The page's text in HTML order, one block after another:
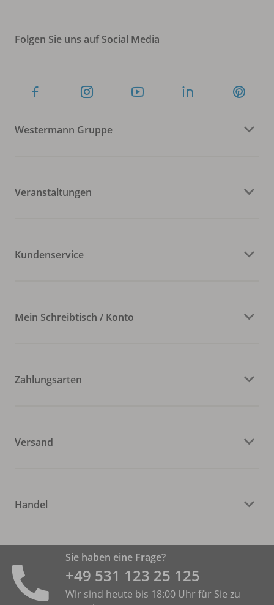
Folgen Sie uns auf Social Media
Westermann Gruppe
Veranstaltungen
Kundenservice
Mein Schreibtisch / Konto
Zahlungsarten
Versand
Handel
Sie haben eine Frage?
+49 531 ­123 25 125
Wir sind heute bis 18:00 Uhr für Sie zu